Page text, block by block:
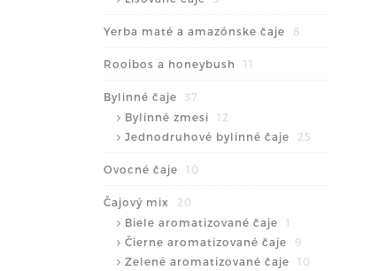
Yerba maté a amazónske čaje 8
Rooibos a honeybush 11
Bylinné čaje
37
Bylinné zmesi
12
Jednodruhové bylinné čaje
25
Ovocné čaje 10
Čajový mix
20
Biele aromatizované čaje
1
Čierne aromatizované čaje
9
Zelené aromatizované čaje
10